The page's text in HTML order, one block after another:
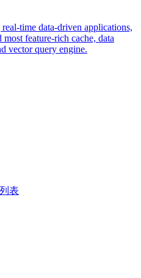
time data-driven applications,
feature-rich cache, data
vector query engine.
表